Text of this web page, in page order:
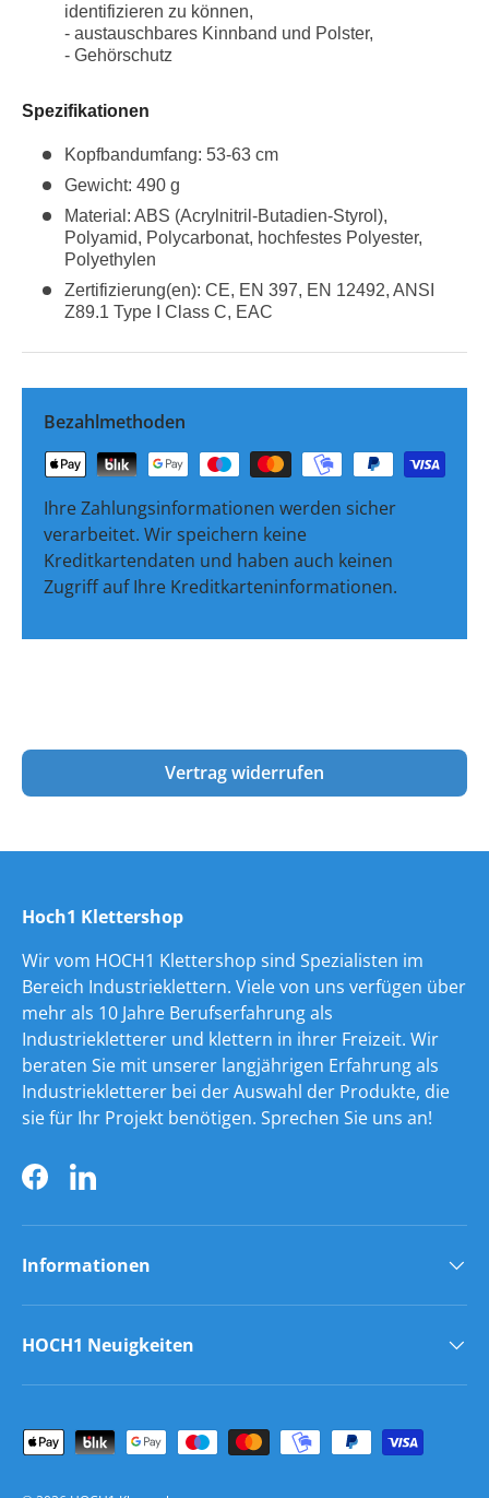
identifizieren zu können,
- austauschbares Kinnband und Polster,
- Gehörschutz
Spezifikationen
Kopfbandumfang: 53-63 cm
Gewicht: 490 g
Material: ABS (Acrylnitril-Butadien-Styrol),
Polyamid, Polycarbonat, hochfestes Polyester,
Polyethylen
Zertifizierung(en): CE, EN 397, EN 12492, ANSI
Z89.1 Type I Class C, EAC
Bezahlmethoden
Ihre Zahlungsinformationen werden sicher
verarbeitet. Wir speichern keine
Kreditkartendaten und haben auch keinen
Zugriff auf Ihre Kreditkarteninformationen.
Vertrag widerrufen
Hoch1 Klettershop
Wir vom HOCH1 Klettershop sind Spezialisten im
Bereich Industrieklettern. Viele von uns verfügen über
mehr als 10 Jahre Berufserfahrung als
Industriekletterer und klettern in ihrer Freizeit. Wir
beraten Sie mit unserer langjährigen Erfahrung als
Industriekletterer bei der Auswahl der Produkte, die
sie für Ihr Projekt benötigen. Sprechen Sie uns an!
FacebookLinkedIn
Informationen
HOCH1 Neuigkeiten
Zahlungsmethoden